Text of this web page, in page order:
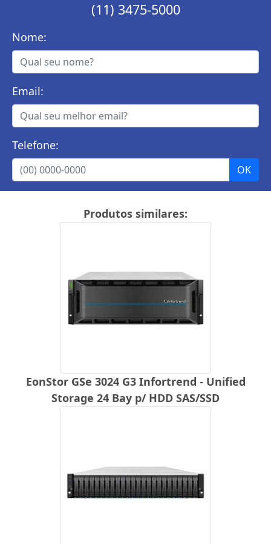
(11) 3475-5000
Nome:
Email:
Telefone:
Produtos similares:
EonStor GSe 3024 G3 Infortrend - Unified
Storage 24 Bay p/ HDD SAS/SSD